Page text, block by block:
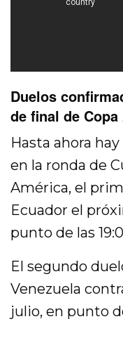
Duelos
de final de
Hasta ahora
en la ronda de
América, el
Ecuador el
punto de las
El segundo
Venezuela
julio, en punto